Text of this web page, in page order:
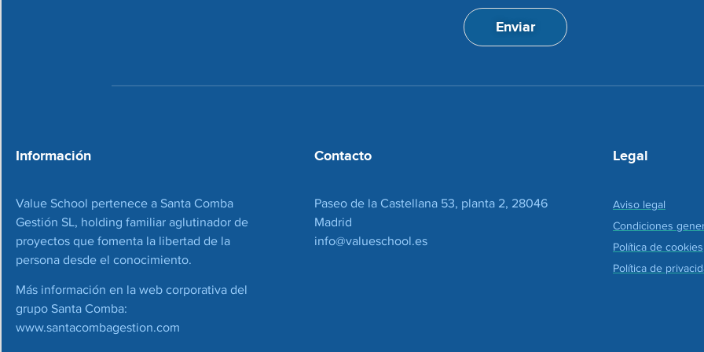
ó
n
c
t
a
o
Enviar
Información
Value School pertenece a Santa Comba
Gestión SL, holding familiar aglutinador de
proyectos que fomenta la libertad de la
persona desde el conocimiento.
Más información en la web corporativa del
grupo Santa Comba:
www.santacombagestion.com
Contacto
Paseo de la Castellana 53, planta 2, 28046
Madrid
info@valueschool.es
Legal
Aviso legal
Condiciones
Política de cookies
Política de